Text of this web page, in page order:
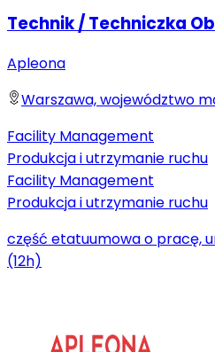
Technik / Techniczka
Apleona
Warszawa, województwo
Facility Management
Produkcja i utrzymanie ruchu
Facility Management
Produkcja i utrzymanie ruchu
część etatuumowa o pracę,
(12h)